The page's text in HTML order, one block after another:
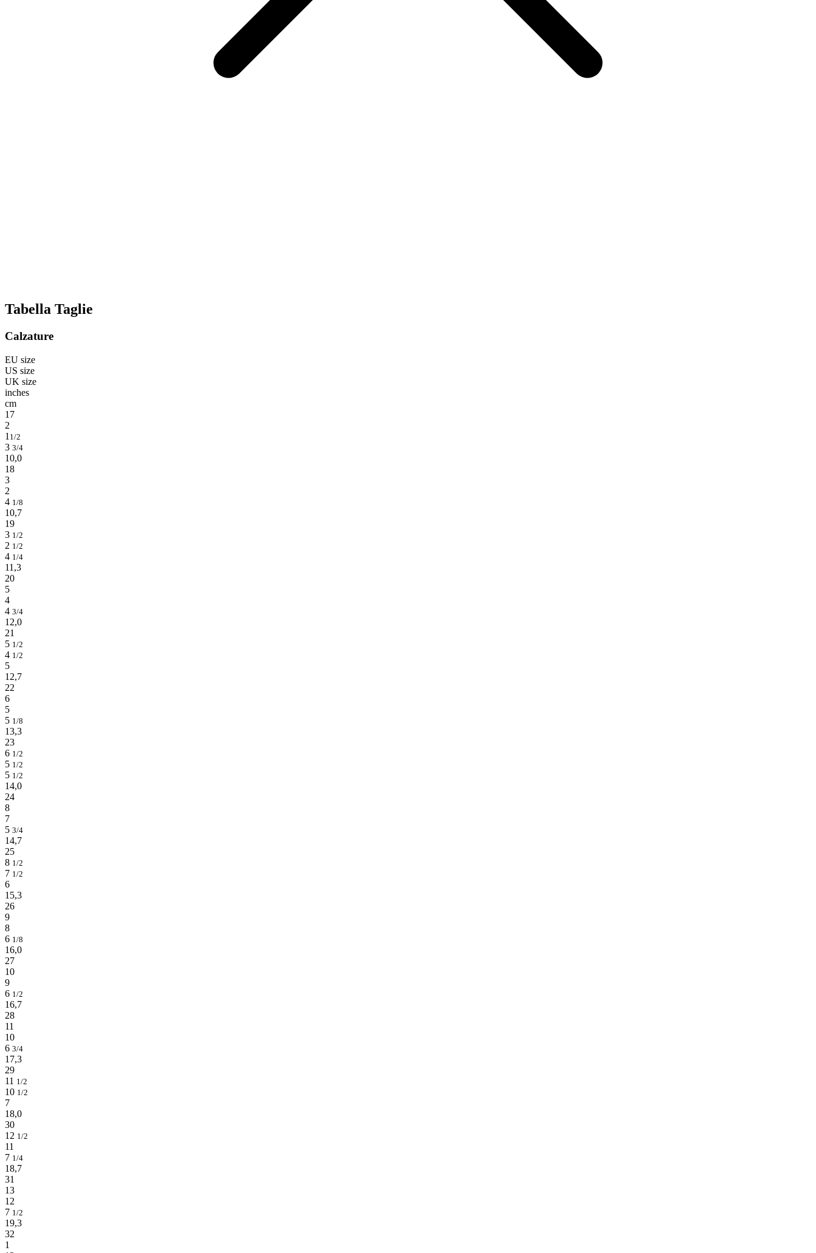
Tabella Taglie
Calzature
EU size
US size
UK size
inches
cm
17
2
1 1/2
3 3/4
10,0
18
3
2
4 1/8
10,7
19
3 1/2
2 1/2
4 1/4
11,3
20
5
4
4 3/4
12,0
21
5 1/2
4 1/2
5
12,7
22
6
5
5 1/8
13,3
23
6 1/2
5 1/2
5 1/2
14,0
24
8
7
5 3/4
14,7
25
8 1/2
7 1/2
6
15,3
26
9
8
6 1/8
16,0
27
10
9
6 1/2
16,7
28
11
10
6 3/4
17,3
29
11 1/2
10 1/2
7
18,0
30
12 1/2
11
7 1/4
18,7
31
13
12
7 1/2
19,3
32
1